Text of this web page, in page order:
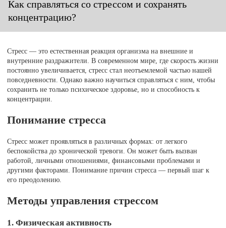
Как справляться со стрессом и сохранять
концентрацию?
Стресс — это естественная реакция организма на внешние и
внутренние раздражители. В современном мире, где скорость жизни
постоянно увеличивается, стресс стал неотъемлемой частью нашей
повседневности. Однако важно научиться справляться с ним, чтобы
сохранить не только психическое здоровье, но и способность к
концентрации.
Понимание стресса
Стресс может проявляться в различных формах: от легкого
беспокойства до хронической тревоги. Он может быть вызван
работой, личными отношениями, финансовыми проблемами и
другими факторами. Понимание причин стресса — первый шаг к
его преодолению.
Методы управления стрессом
1. Физическая активность